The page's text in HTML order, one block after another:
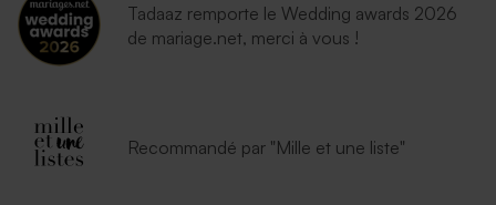
Tadaaz remporte le Wedding awards 2026
de mariage.net, merci à vous !
Recommandé par "Mille et une liste"